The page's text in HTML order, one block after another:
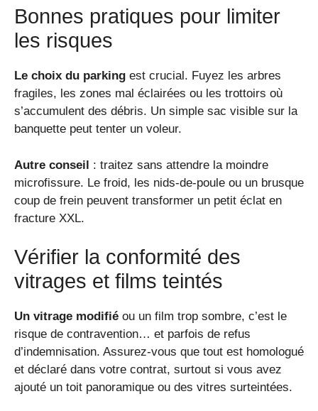
Bonnes pratiques pour limiter
les risques
Le choix du parking est crucial. Fuyez les arbres
fragiles, les zones mal éclairées ou les trottoirs où
s’accumulent des débris. Un simple sac visible sur la
banquette peut tenter un voleur.
Autre conseil : traitez sans attendre la moindre
microfissure. Le froid, les nids-de-poule ou un brusque
coup de frein peuvent transformer un petit éclat en
fracture XXL.
Vérifier la conformité des
vitrages et films teintés
Un vitrage modifié ou un film trop sombre, c’est le
risque de contravention… et parfois de refus
d’indemnisation. Assurez-vous que tout est homologué
et déclaré dans votre contrat, surtout si vous avez
ajouté un toit panoramique ou des vitres surteintées.